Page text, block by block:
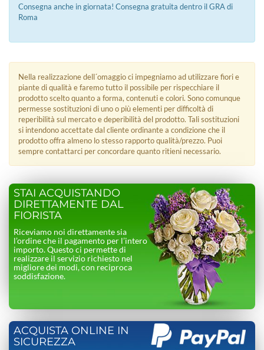
Consegna anche in giornata! Consegna gratuita dentro il GRA di
Roma
Nella realizzazione dell´omaggio ci impegniamo ad utilizzare fiori e
piante di qualità e faremo tutto il possibile per rispecchiare il
prodotto scelto quanto a forma, contenuti e colori. Sono comunque
permesse sostituzioni di uno o più elementi per difficoltà di
reperibilità sul mercato e deperibilità del prodotto. Tali sostituzioni
si intendono accettate dal cliente ordinante a condizione che il
prodotto offra almeno lo stesso rapporto qualità/prezzo. Puoi
sempre contattarci per concordare quanto ritieni necessario.
STAI ACQUISTANDO
DIRETTAMENTE DAL
FIORISTA
Riceviamo noi direttamente sia
l’ordine che il pagamento per l’intero
importo. Questo ci permette di
realizzare il servizio richiesto nel
migliore dei modi, con reciproca
soddisfazione.
ACQUISTA ONLINE IN
SICUREZZA